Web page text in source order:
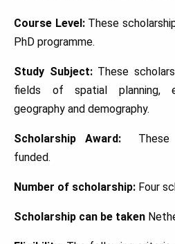
Course Level:These
PhD programme.
Study Subject:These
fields of spatial planning,
geography and demography.
Scholarship Award:These
funded.
Number of scholarship: Four
Scholarship can be taken